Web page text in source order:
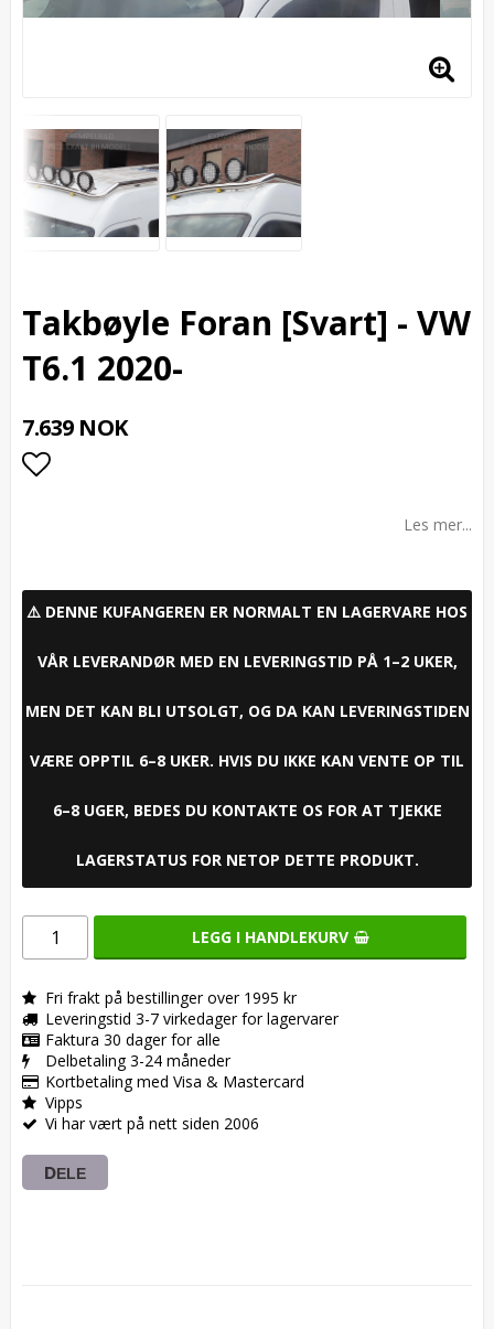
Takbøyle Foran [Svart] - VW
T6.1 2020-
7.639 NOK
Les mer...
⚠️ DENNE KUFANGEREN ER NORMALT EN LAGERVARE HOS
VÅR LEVERANDØR MED EN LEVERINGSTID PÅ 1–2 UKER,
MEN DET KAN BLI UTSOLGT, OG DA KAN LEVERINGSTIDEN
VÆRE OPPTIL 6–8 UKER. HVIS DU IKKE KAN VENTE OP TIL
6–8 UGER, BEDES DU KONTAKTE OS FOR AT TJEKKE
LAGERSTATUS FOR NETOP DETTE PRODUKT.
LEGG I HANDLEKURV
Fri frakt på bestillinger over 1995 kr
Leveringstid 3-7 virkedager for lagervarer
Faktura 30 dager for alle
Delbetaling 3-24 måneder
Kortbetaling med Visa & Mastercard
Vipps
Vi har vært på nett siden 2006
DELE